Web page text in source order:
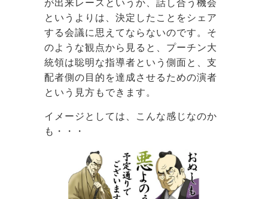
が出来レースというか、話し合う機会
というよりは、決定したことをシェア
する会議に思えてならないのです。そ
のような観点から見ると、プーチン大
統領は聡明な指導者という側面と、支
配者側の目的を達成させるための演者
という見方もできます。
イメージとしては、こんな感じなのか
も・・・